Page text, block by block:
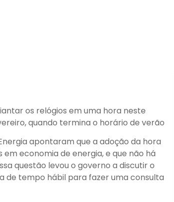
os relógios em uma hora neste
quando termina o horário de verão
apontaram que a adoção da hora
em economia de energia, e que não há
questão levou o governo a discutir o
de tempo hábil para fazer uma consulta